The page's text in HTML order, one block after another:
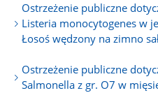
Ostrzeżenie publiczne
Listeria monocytogenes w
Łosoś wędzony na zimno
Ostrzeżenie publiczne
Salmonella z gr. O7 w